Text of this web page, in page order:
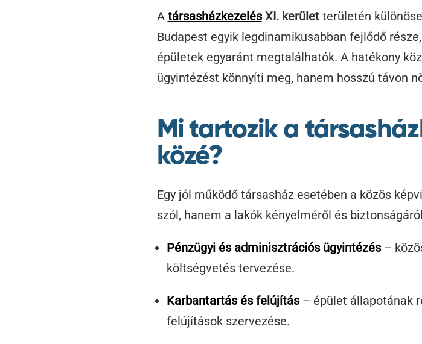
A társasházkezelésXI. kerületterületén
Budapest egyik legdinamikusabban fejlődő
épületek egyaránt megtalálhatók. A hatékony
ügyintézést könnyíti meg, hanem hosszú távon
Mi tartozik a
közé?
Egy jól működő társasház esetében a közös
szól, hanem a lakók kényelméről és
Pénzügyi és adminisztrációs ügyintézés–
költségvetés tervezése.
Karbantartás és felújítás– épület állapotának
felújítások szervezése.